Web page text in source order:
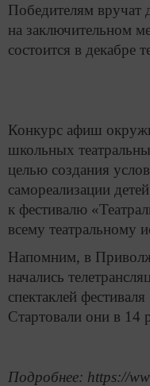
Победителям вручат
на заключительном
состоится в декабре
Конкурс афиш
школьных
целью создания
самореализации
к фестивалю
всему театральному
Напомним, в
начались
спектаклей
Стартовали они в
Подробнее: https://